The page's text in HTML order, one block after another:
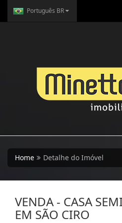
Português BR
Home Detalhe do Imóvel
VENDA - CASA
EM SÃO CIRO